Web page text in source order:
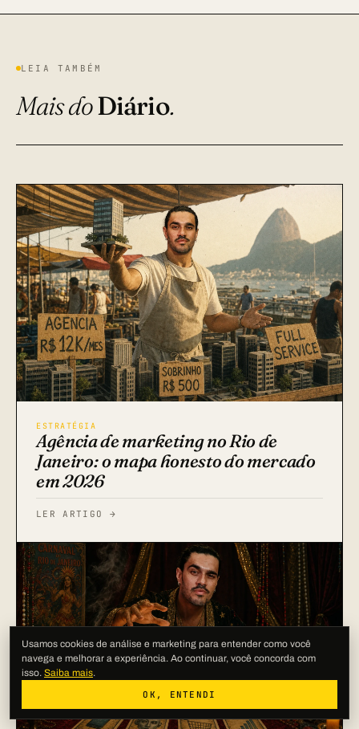
LEIA TAMBÉM
Mais doDiário.
ESTRATÉGIA
Agência de marketing no Rio de
Janeiro: o mapa honesto do mercado
em 2026
LER ARTIGO →
Usamos cookies de análise e marketing para entender como você
navega e melhorar a experiência. Ao continuar, você concorda com
isso. Saiba mais.
OK, ENTENDI